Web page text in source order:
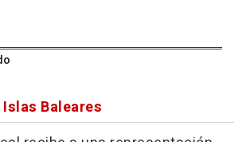
Baleares